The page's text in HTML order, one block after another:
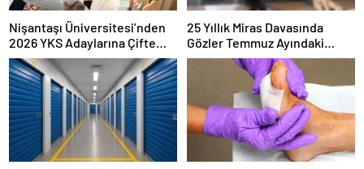
Nişantaşı Üniversitesi’nden
2026 YKS Adaylarına Çifte
Güvence: Sabit Ücret ve
Kesintisiz Burs
25 Yıllık Miras Davasında
Gözler Temmuz Ayındaki
Karar Duruşmasına Çevrildi